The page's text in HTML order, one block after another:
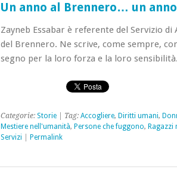
Un anno al Brennero… un
Zayneb Essabar è referente del Servizio di
del Brennero. Ne scrive, come sempre,
segno per la loro forza e la loro sensibilità.
Categorie: Storie| Tag: Accogliere, Diritti umani,
Mestiere nell'umanità, Persone che fuggono,
Servizi
Permalink